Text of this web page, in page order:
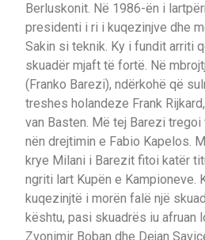
Berluskonit. Në 1986-ën i
presidenti i ri i kuqezinjve dhe
Sakin si teknik. Ky i fundit arriti
skuadër mjaft të fortë. Në
(Franko Barezi), ndërkohë që
treshes holandeze Frank
van Basten. Më tej Barezi
nën drejtimin e Fabio Kapelos.
krye Milani i Barezit fitoi katër
ngriti lart Kupën e Kampioneve.
kuqezinjtë i morën falë një
kështu, pasi skuadrës iu afruan
Zvonimir Boban dhe Dejan